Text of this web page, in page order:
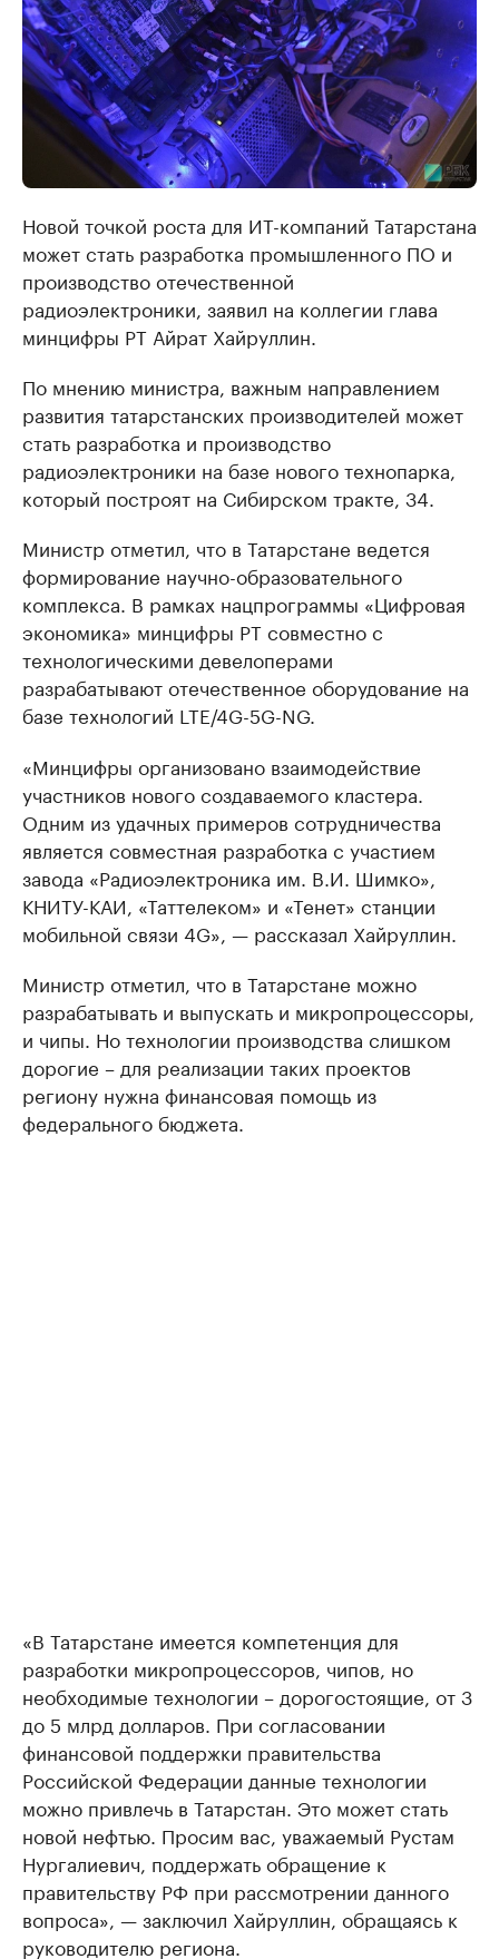
Новой точкой роста для ИТ-компаний Татарстана
может стать разработка промышленного ПО и
производство отечественной
радиоэлектроники, заявил на коллегии глава
минцифры РТ Айрат Хайруллин.
По мнению министра, важным направлением
развития татарстанских производителей может
стать разработка и производство
радиоэлектроники на базе нового технопарка,
который построят на Сибирском тракте, 34.
Министр отметил, что в Татарстане ведется
формирование научно-образовательного
комплекса. В рамках нацпрограммы «Цифровая
экономика» минцифры РТ совместно с
технологическими девелоперами
разрабатывают отечественное оборудование на
базе технологий LTE/4G-5G-NG.
«Минцифры организовано взаимодействие
участников нового создаваемого кластера.
Одним из удачных примеров сотрудничества
является совместная разработка с участием
завода «Радиоэлектроника им. В.И. Шимко»,
КНИТУ-КАИ, «Таттелеком» и «Тенет» станции
мобильной связи 4G», — рассказал Хайруллин.
Министр отметил, что в Татарстане можно
разрабатывать и выпускать и микропроцессоры,
и чипы. Но технологии производства слишком
дорогие – для реализации таких проектов
региону нужна финансовая помощь из
федерального бюджета.
«В Татарстане имеется компетенция для
разработки микропроцессоров, чипов, но
необходимые технологии – дорогостоящие, от 3
до 5 млрд долларов. При согласовании
финансовой поддержки правительства
Российской Федерации данные технологии
можно привлечь в Татарстан. Это может стать
новой нефтью. Просим вас, уважаемый Рустам
Нургалиевич, поддержать обращение к
правительству РФ при рассмотрении данного
вопроса», — заключил Хайруллин, обращаясь к
руководителю региона.